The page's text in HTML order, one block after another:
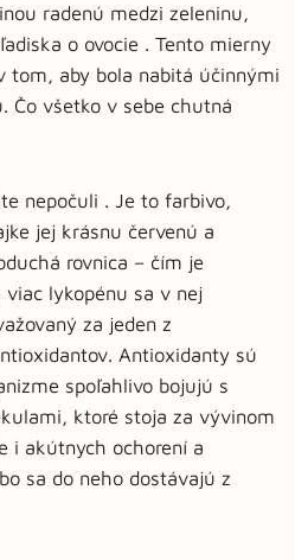
radenú medzi zeleninu,
o ovocie . Tento mierny
tom, aby bola nabitá účinnými
Čo všetko v sebe chutná
nepočuli . Je to farbivo,
jej krásnu červenú a
rovnica – čím je
lykopénu sa v nej
za jeden z
Antioxidanty sú
spoľahlivo bojujú s
ktoré stoja za vývinom
i akútnych ochorení a
sa do neho dostávajú z